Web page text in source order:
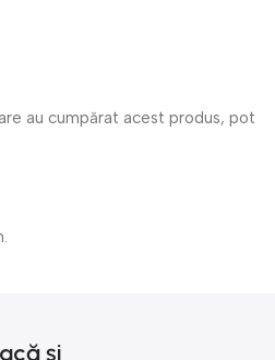
au cumpărat acest produs, pot
și